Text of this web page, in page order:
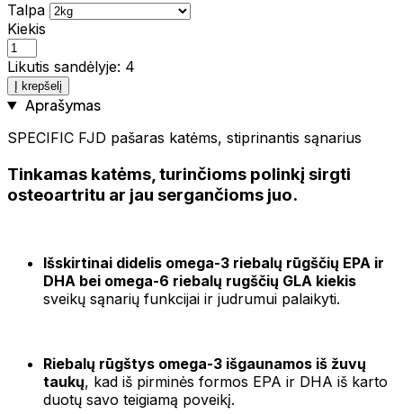
Talpa
Kiekis
Likutis sandėlyje: 4
Į krepšelį
Aprašymas
SPECIFIC FJD pašaras katėms, stiprinantis sąnarius
Tinkamas katėms, turinčioms polinkį sirgti
osteoartritu ar jau sergančioms juo.
Išskirtinai didelis omega-3 riebalų rūgščių EPA ir
DHA bei omega-6 riebalų rugščių GLA kiekis
sveikų sąnarių funkcijai ir judrumui palaikyti.
Riebalų rūgštys omega-3 išgaunamos iš žuvų
taukų, kad iš pirminės formos EPA ir DHA iš karto
duotų savo teigiamą poveikį.